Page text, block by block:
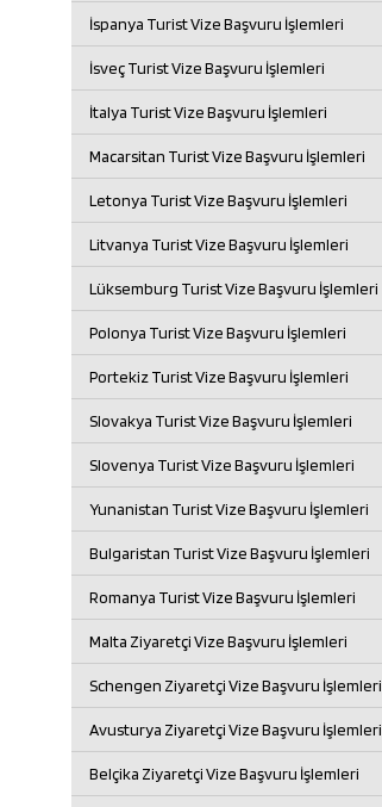
İspanya Turist Vize Başvuru İşlemleri
İsveç Turist Vize Başvuru İşlemleri
İtalya Turist Vize Başvuru İşlemleri
Macarsitan Turist Vize Başvuru İşlemleri
Letonya Turist Vize Başvuru İşlemleri
Litvanya Turist Vize Başvuru İşlemleri
Lüksemburg Turist Vize Başvuru İşlemleri
Polonya Turist Vize Başvuru İşlemleri
Portekiz Turist Vize Başvuru İşlemleri
Slovakya Turist Vize Başvuru İşlemleri
Slovenya Turist Vize Başvuru İşlemleri
Yunanistan Turist Vize Başvuru İşlemleri
Bulgaristan Turist Vize Başvuru İşlemleri
Romanya Turist Vize Başvuru İşlemleri
Malta Ziyaretçi Vize Başvuru İşlemleri
Schengen Ziyaretçi Vize Başvuru İşlemleri
Avusturya Ziyaretçi Vize Başvuru İşlemleri
Belçika Ziyaretçi Vize Başvuru İşlemleri